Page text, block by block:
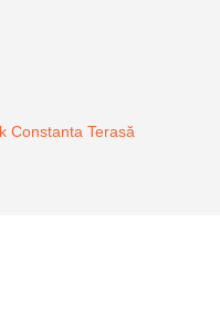
Constanta Terasă